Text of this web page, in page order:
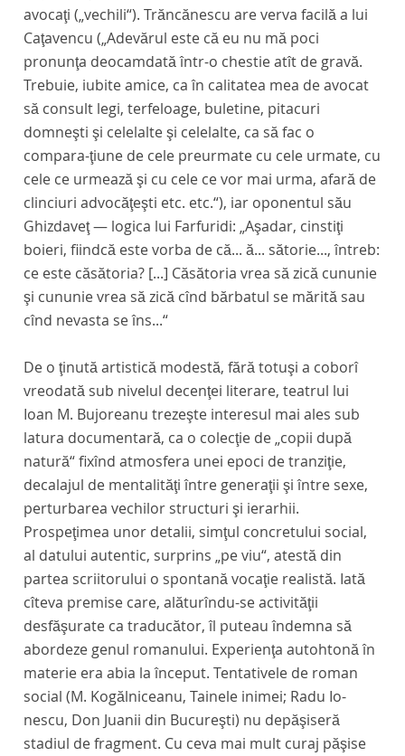
avocaţi („vechili“). Trăncănescu are verva facilă a lui
Caţavencu („Adevărul este că eu nu mă poci
pronunţa deocamdată într-o chestie atît de gravă.
Trebuie, iubite amice, ca în calitatea mea de avocat
să consult legi, terfeloage, buletine, pitacuri
domneşti şi celelalte şi celelalte, ca să fac o
compara-ţiune de cele preurmate cu cele urmate, cu
cele ce urmează şi cu cele ce vor mai urma, afară de
clinciuri advocăţeşti etc. etc.“), iar oponentul său
Ghizdaveţ — logica lui Farfuridi: „Aşadar, cinstiţi
boieri, fiindcă este vorba de că... ă... sătorie..., întreb:
ce este căsătoria? [...] Căsătoria vrea să zică cununie
şi cununie vrea să zică cînd bărbatul se mărită sau
cînd nevasta se îns...“
De o ţinută artistică modestă, fără totuşi a coborî
vreodată sub nivelul decenţei literare, teatrul lui
Ioan M. Bujoreanu trezeşte interesul mai ales sub
latura documentară, ca o colecţie de „copii după
natură“ fixînd atmosfera unei epoci de tranziţie,
decalajul de mentalităţi între generaţii şi între sexe,
perturbarea vechilor structuri şi ierarhii.
Prospeţimea unor detalii, simţul concretului social,
al datului autentic, surprins „pe viu“, atestă din
partea scriitorului o spontană vocaţie realistă. Iată
cîteva premise care, alăturîndu-se activităţii
desfăşurate ca traducător, îl puteau îndemna să
abordeze genul romanului. Experienţa autohtonă în
materie era abia la început. Tentativele de roman
social (M. Kogălniceanu, Tainele inimei; Radu Io-
nescu, Don Juanii din Bucureşti) nu depăşiseră
stadiul de fragment. Cu ceva mai mult curaj păşise